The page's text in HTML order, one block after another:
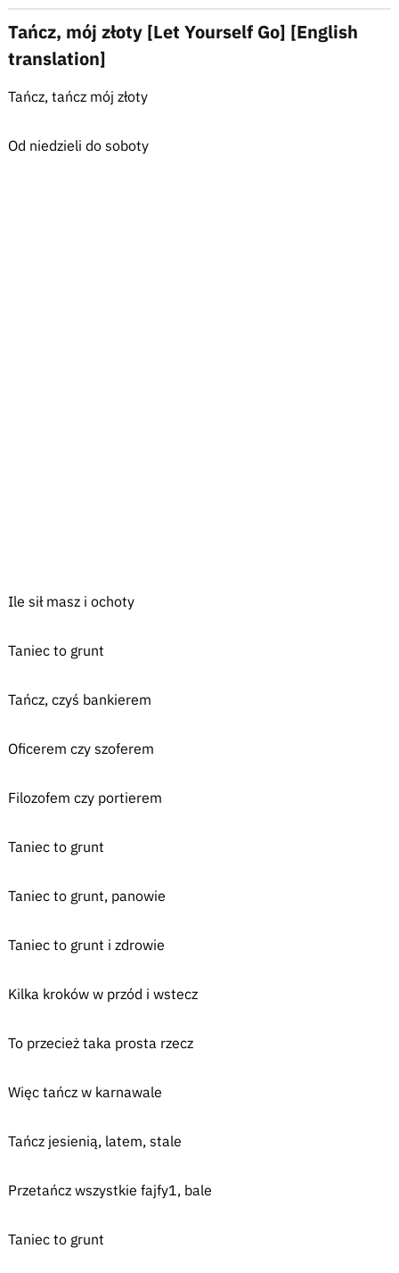
Tańcz, mój złoty [Let Yourself Go] [English
translation]
Tańcz, tańcz mój złoty
Od niedzieli do soboty
Ile sił masz i ochoty
Taniec to grunt
Tańcz, czyś bankierem
Oficerem czy szoferem
Filozofem czy portierem
Taniec to grunt
Taniec to grunt, panowie
Taniec to grunt i zdrowie
Kilka kroków w przód i wstecz
To przecież taka prosta rzecz
Więc tańcz w karnawale
Tańcz jesienią, latem, stale
Przetańcz wszystkie fajfy1, bale
Taniec to grunt